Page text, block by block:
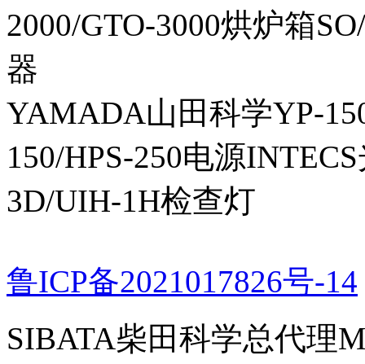
2000/GTO-3000烘炉箱
器
YAMADA山田科学YP-
150/HPS-250电源
3D/UIH-1H检查灯
鲁ICP备2021017826号-14
SIBATA柴田科学总代理